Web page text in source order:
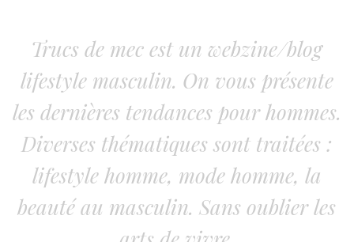
Trucs de mec est un webzine/blog
lifestyle masculin. On vous présente
les dernières tendances pour hommes.
Diverses thématiques sont traitées :
lifestyle homme, mode homme, la
beauté au masculin. Sans oublier les